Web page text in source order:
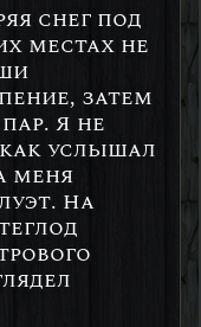
снег под
местах не
затем
Я не
как услышал
меня
На